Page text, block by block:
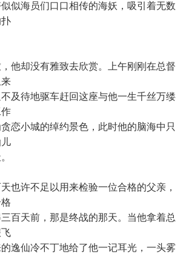
似海员们口口相传的海妖，吸引着无数
却没有雅致去欣赏。上午刚刚在总督
及待地驱车赶回这座与他一生千丝万缕
恋小城的绰约景色，此时他的脑海中只
许不足以用来检验一位合格的父亲，
百天前，那是终战的那天。当他拿着总
逸仙冷不丁地给了他一记耳光，一头雾